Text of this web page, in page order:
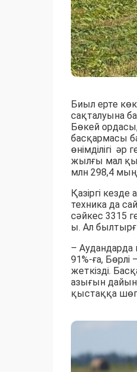
Биыл ерте
сақталуына
Бөкей
басқармасы
өнімділігі
жылғы мал
млн 298,4
Қазіргі
техника да
сәйкес 3315
ы. Ал
– Аудандарда
91%-ға,
жеткізді.
азығын
қыстаққа